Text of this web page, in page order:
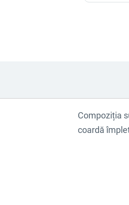
Compoziția
coardă